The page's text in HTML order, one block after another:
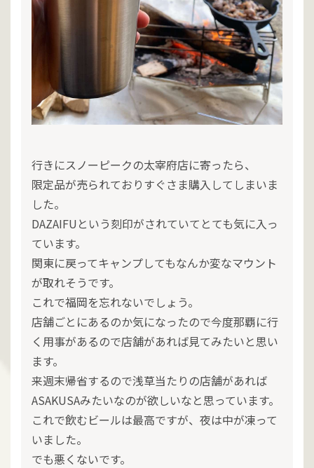
行きにスノーピークの太宰府店に寄ったら、
限定品が売られておりすぐさま購入してしまいま
した。
DAZAIFUという刻印がされていてとても気に入っ
ています。
関東に戻ってキャンプしてもなんか変なマウント
が取れそうです。
これで福岡を忘れないでしょう。
店舗ごとにあるのか気になったので今度那覇に行
く用事があるので店舗があれば見てみたいと思い
ます。
来週末帰省するので浅草当たりの店舗があれば
ASAKUSAみたいなのが欲しいなと思っています。
これで飲むビールは最高ですが、夜は中が凍って
いました。
でも悪くないです。